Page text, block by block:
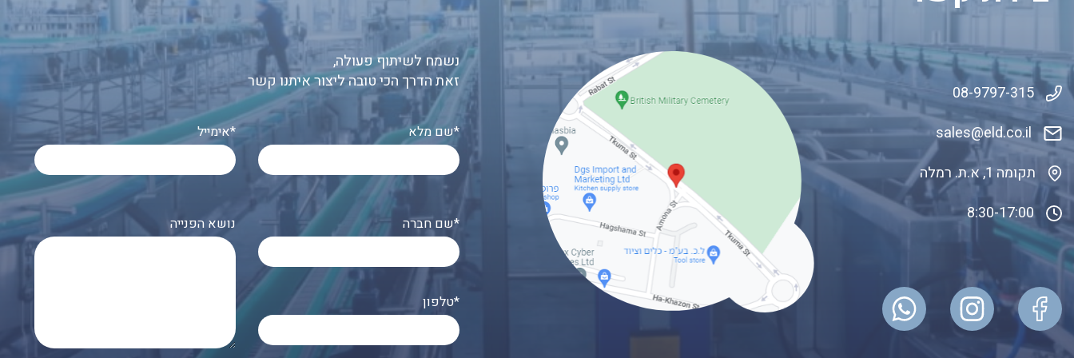
08-9797-315
sales@eld.co.il
תקומה 1, א.ת. רמלה
8:30-17:00
נשמח לשיתוף פעולה,
זאת הדרך הכי טובה ליצור איתנו קשר
אימייל* שם מלא*
נושא הפנייה שם חברה*
טלפון*